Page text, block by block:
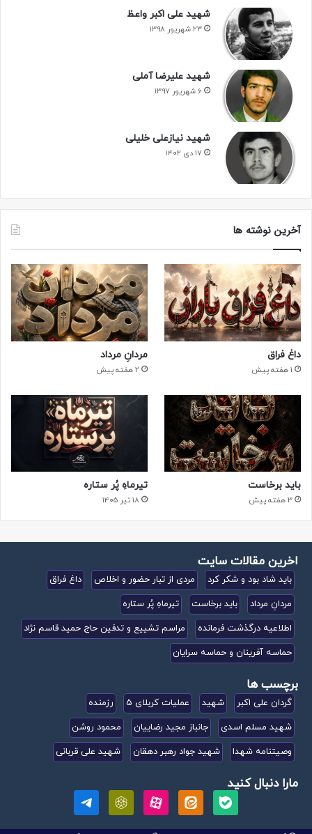
شهید علی اکبر واعظ
۲۳ شهریور ۱۳۹۸
شهید علیرضا آملی
۶ شهریور ۱۳۹۷
شهید نیازعلی خلیلی
۱۷ دی ۱۴۰۲
آخرین نوشته ها
داغ فراق
1 هفته پیش
مردانِ مرداد
2 هفته پیش
باید برخاست
3 هفته پیش
تیرماهِ پُر ستاره
۱۸ تیر ۱۴۰۵
اخرین مقالات سایت
باید شاد بود و شکر کرد مردی از تبار حضور و اخلاص
داغ فراق
مردانِ مرداد
باید برخاست
تیرماهِ پُر ستاره
اطلاعیه درگذشت فرمانده
مراسم تشییع و تدفین حاج حمید قاسم نژاد
حماسه آفرینان و حماسه سرایان
برچسب ها
گردان علی اکبر شهید عملیات کربلای 5
رزمنده
شهید مسلم اسدی
جانباز مجید رضاییان
محمود روشن
وصیتنامه شهدا
شهید جواد رهبر دهقان شهید علی قربانی
مارا دنبال کنید